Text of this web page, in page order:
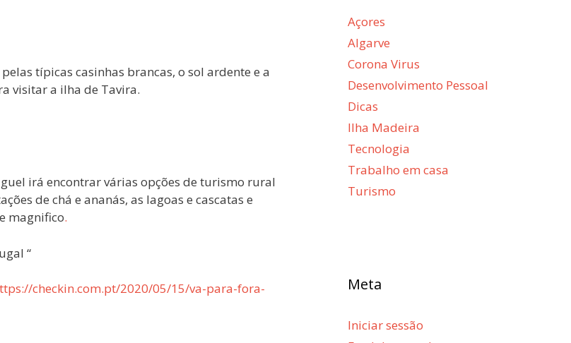
típicas casinhas brancas, o sol ardente e a
visitar a ilha de Tavira.
irá encontrar várias opções de turismo rural
de chá e ananás, as lagoas e cascatas e
magnifico.
“
checkin.com.pt/2020/05/15/va-para-fora-
Açores
Algarve
Corona Virus
Desenvolvimento Pessoal
Dicas
Ilha Madeira
Tecnologia
Trabalho em casa
Turismo
Meta
Iniciar sessão